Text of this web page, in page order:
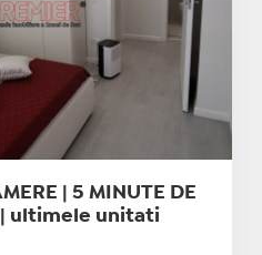
| 5 MINUTE DE
| ultimele unitati